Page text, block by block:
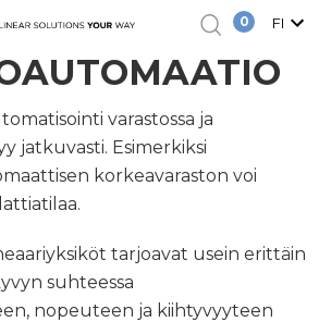
0 FI
varastossa ja
jatkuvasti. Esimerkiksi
korkeavaraston voi
tarjoavat usein erittäin
suhteessa
nopeuteen ja kiihtyvyyteen